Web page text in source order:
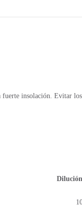
insolación. Evitar